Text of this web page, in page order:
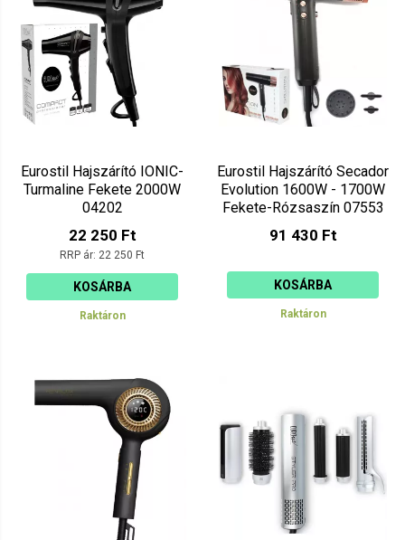
Eurostil Hajszárító IONIC-
Turmaline Fekete 2000W
04202
22 250 Ft
RRP ár: 22 250 Ft
KOSÁRBA
Raktáron
Eurostil Hajszárító Secador
Evolution 1600W - 1700W
Fekete-Rózsaszín 07553
91 430 Ft
KOSÁRBA
Raktáron